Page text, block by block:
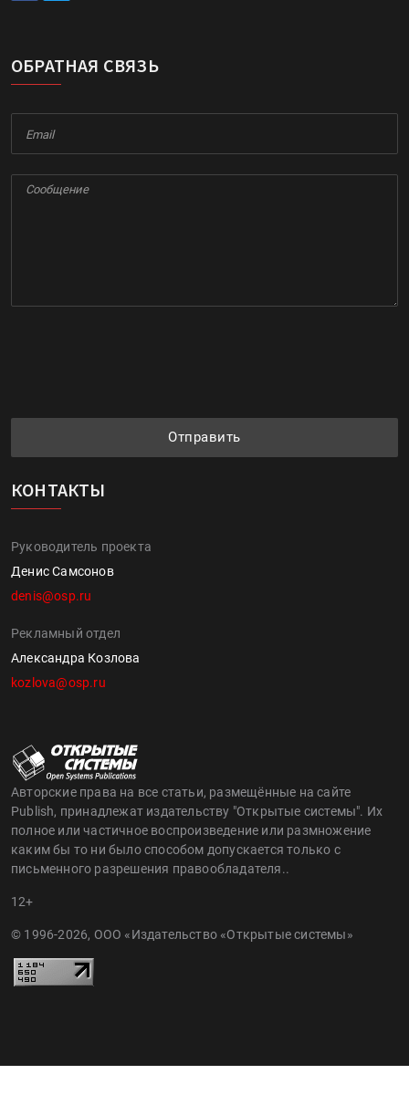
ОБРАТНАЯ СВЯЗЬ
Отправить
КОНТАКТЫ
Руководитель проекта
Денис Самсонов
denis@osp.ru
Рекламный отдел
Александра Козлова
kozlova@osp.ru
Авторские права на все статьи, размещённые на сайте
Publish, принадлежат издательству "Открытые системы". Их
полное или частичное воспроизведение или размножение
каким бы то ни было способом допускается только с
письменного разрешения правообладателя..
12+
© 1996-2026, ООО «Издательство «Открытые системы»